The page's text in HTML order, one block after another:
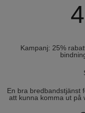
Kampanj: 25%
En bra bredbandstjänst
att kunna komma ut på